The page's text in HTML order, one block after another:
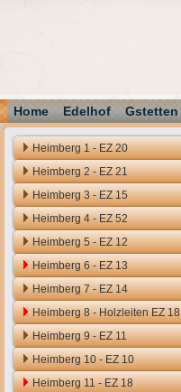
Home Edelhof Gstetten
Heimberg 1 - EZ 20
Heimberg 2 - EZ 21
Heimberg 3 - EZ 15
Heimberg 4 - EZ 52
Heimberg 5 - EZ 12
Heimberg 6 - EZ 13
Heimberg 7 - EZ 14
Heimberg 8 - Holzleiten EZ 18
Heimberg 9 - EZ 11
Heimberg 10 - EZ 10
Heimberg 11 - EZ 18